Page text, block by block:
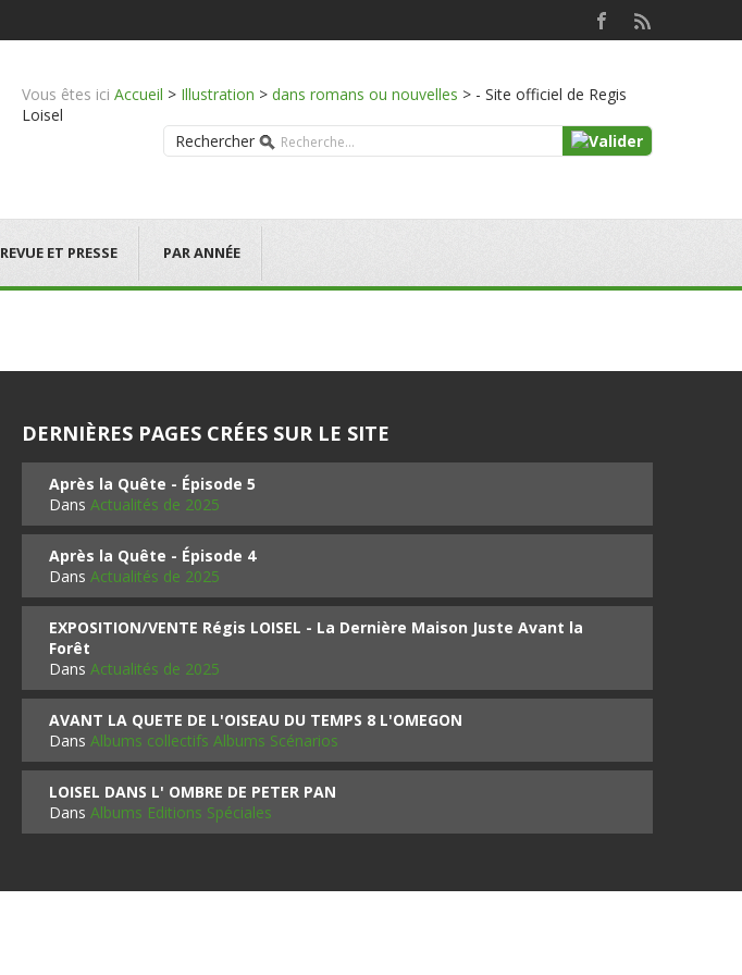
Vous êtes ici Accueil > Illustration > dans romans ou nouvelles > - Site officiel de Regis
Loisel
Rechercher
REVUE ET PRESSE PAR ANNÉE
DERNIÈRES PAGES CRÉES SUR LE SITE
Après la Quête - Épisode 5
Dans Actualités de 2025
Après la Quête - Épisode 4
Dans Actualités de 2025
EXPOSITION/VENTE Régis LOISEL - La Dernière Maison Juste Avant la
Forêt
Dans Actualités de 2025
AVANT LA QUETE DE L'OISEAU DU TEMPS 8 L'OMEGON
Dans Albums collectifs Albums Scénarios
LOISEL DANS L' OMBRE DE PETER PAN
Dans Albums Editions Spéciales